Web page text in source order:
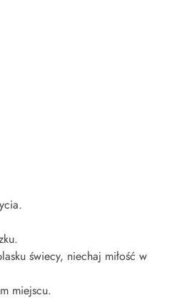
świecy, niechaj miłość w
miejscu.